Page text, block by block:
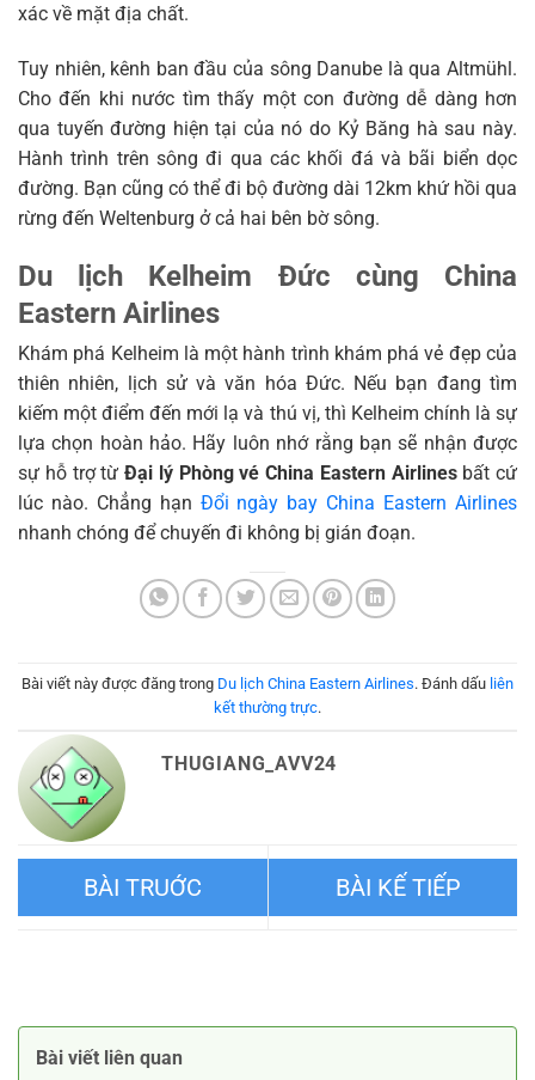
xác về mặt địa chất.
Tuy nhiên, kênh ban đầu của sông Danube là qua Altmühl.
Cho đến khi nước tìm thấy một con đường dễ dàng hơn
qua tuyến đường hiện tại của nó do Kỷ Băng hà sau này.
Hành trình trên sông đi qua các khối đá và bãi biển dọc
đường. Bạn cũng có thể đi bộ đường dài 12km khứ hồi qua
rừng đến Weltenburg ở cả hai bên bờ sông.
Du lịch Kelheim Đức cùng China
Eastern Airlines
Khám phá Kelheim là một hành trình khám phá vẻ đẹp của
thiên nhiên, lịch sử và văn hóa Đức. Nếu bạn đang tìm
kiếm một điểm đến mới lạ và thú vị, thì Kelheim chính là sự
lựa chọn hoàn hảo. Hãy luôn nhớ rằng bạn sẽ nhận được
sự hỗ trợ từ Đại lý Phòng vé China Eastern Airlinesbất cứ
lúc nào. Chẳng hạn Đổi ngày bay China Eastern Airlines
nhanh chóng để chuyến đi không bị gián đoạn.
Bài viết này được đăng trong Du lịch China Eastern Airlines. Đánh dấu liên
kết thường trực.
THUGIANG_AVV24
Bài viết liên quan